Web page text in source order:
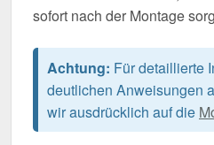
sofort nach der Montage
Achtung: Für detaillierte
deutlichen Anweisungen
wir ausdrücklich auf die